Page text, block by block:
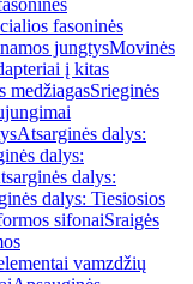
fasoninės
jungtysMovinės
į kitas
medžiagasSrieginės
Atsarginės dalys:
dalys:
dalys:
dalys: Tiesiosios
sifonaiSraigės
vamzdžių